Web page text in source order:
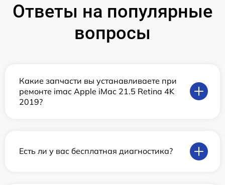
Ответы на популярные
вопросы
Какие запчасти вы устанавливаете при
ремонте imac Apple iMac 21.5 Retina 4K
2019?
Есть ли у вас бесплатная диагностика?